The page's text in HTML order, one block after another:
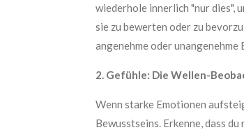
wiederhole innerlich "nur dies",
sie zu bewerten oder zu
angenehme oder unangenehme
2. Gefühle: Die Wellen-
Wenn starke Emotionen
Bewusstseins. Erkenne, dass